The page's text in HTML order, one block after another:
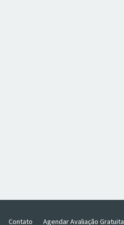
Contato Agendar Avaliação Gratuita